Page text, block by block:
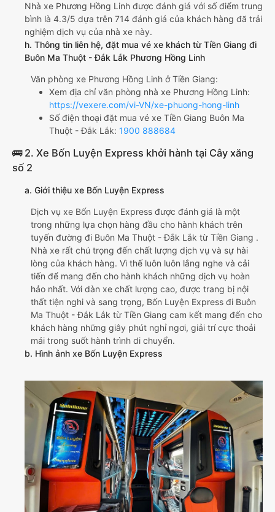
Nhà xe Phương Hồng Linh được đánh giá với số điểm trung
bình là 4.3/5 dựa trên 714 đánh giá của khách hàng đã trải
nghiệm dịch vụ của nhà xe này.
h. Thông tin liên hệ, đặt mua vé xe khách từ Tiền Giang đi
Buôn Ma Thuột - Đắk Lắk Phương Hồng Linh
Văn phòng xe Phương Hồng Linh ở Tiền Giang:
Xem địa chỉ văn phòng nhà xe Phương Hồng Linh:
https://vexere.com/vi-VN/xe-phuong-hong-linh
Số điện thoại đặt mua vé xe Tiền Giang Buôn Ma
Thuột - Đắk Lắk: 1900 888684
🚌 2. Xe Bốn Luyện Express khởi hành tại Cây xăng
số 2
a. Giới thiệu xe Bốn Luyện Express
Dịch vụ xe Bốn Luyện Express được đánh giá là một
trong những lựa chọn hàng đầu cho hành khách trên
tuyến đường đi Buôn Ma Thuột - Đắk Lắk từ Tiền Giang .
Nhà xe rất chú trọng đến chất lượng dịch vụ và sự hài
lòng của khách hàng. Vì thế luôn luôn lắng nghe và cải
tiến để mang đến cho hành khách những dịch vụ hoàn
hảo nhất. Với dàn xe chất lượng cao, được trang bị nội
thất tiện nghi và sang trọng, Bốn Luyện Express đi Buôn
Ma Thuột - Đắk Lắk từ Tiền Giang cam kết mang đến cho
khách hàng những giây phút nghỉ ngơi, giải trí cực thoải
mái trong suốt hành trình di chuyển.
b. Hình ảnh xe Bốn Luyện Express